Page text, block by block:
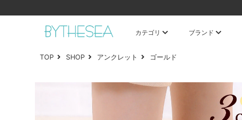
カテゴリ ブランド
TOP SHOP アンクレット ゴールド